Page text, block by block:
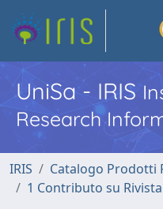
UniSa - IRIS
Research
IRIS
Catalogo Prodotti
1 Contributo su Rivista